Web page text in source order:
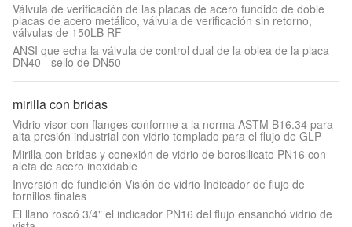
Válvula de verificación de las placas de acero fundido de doble
placas de acero metálico, válvula de verificación sin retorno,
válvulas de 150LB RF
ANSI que echa la válvula de control dual de la oblea de la placa
DN40 - sello de DN50
mirilla con bridas
Vidrio visor con flanges conforme a la norma ASTM B16.34 para
alta presión industrial con vidrio templado para el flujo de GLP
Mirilla con bridas y conexión de vidrio de borosilicato PN16 con
aleta de acero inoxidable
Inversión de fundición Visión de vidrio Indicador de flujo de
tornillos finales
El llano roscó 3/4" el indicador PN16 del flujo ensanchó vidrio de